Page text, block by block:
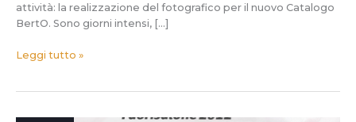
attività: la realizzazione del fotografico per il nuovo Catalogo
BertO. Sono giorni intensi, […]
Leggi tutto »